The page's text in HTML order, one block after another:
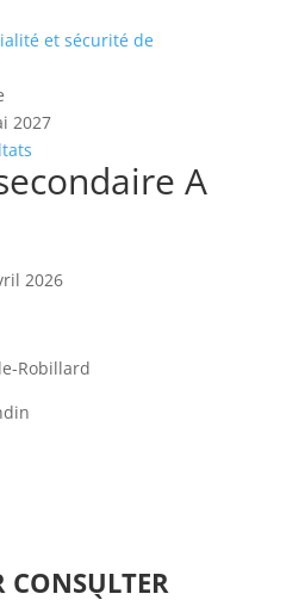
et sécurité de
2027
A
2026
Robillard
CONSULTER